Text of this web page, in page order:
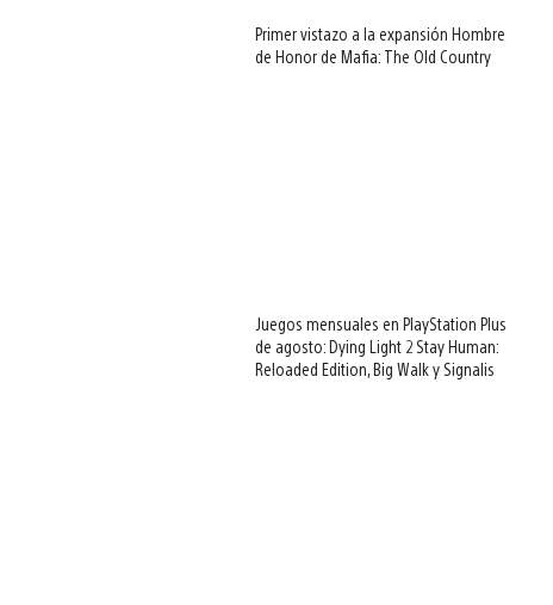
Primer vistazo a la expansión Hombre
de Honor de Mafia: The Old Country
Juegos mensuales en PlayStation Plus
de agosto: Dying Light 2 Stay Human:
Reloaded Edition, Big Walk y Signalis